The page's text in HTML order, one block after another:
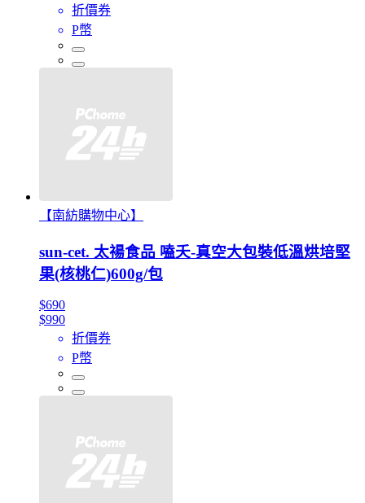
折價券
P幣
【南紡購物中心】
sun-cet. 太禓食品 嗑夭-真空大包裝低溫烘培堅
果(核桃仁)600g/包
$690
$990
折價券
P幣